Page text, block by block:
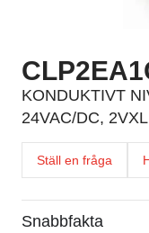
KONDUKTIVT
24VAC/DC,
Ställ en fråga
Snabbfakta